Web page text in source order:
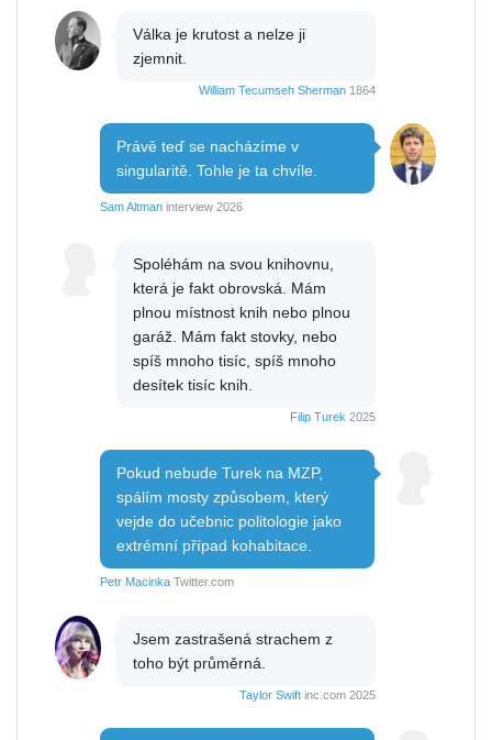
Válka je krutost a nelze ji
zjemnit.
William Tecumseh Sherman 1864
Právě teď se nacházíme v
singularitě. Tohle je ta chvíle.
Sam Altman interview 2026
Spoléhám na svou knihovnu,
která je fakt obrovská. Mám
plnou místnost knih nebo plnou
garáž. Mám fakt stovky, nebo
spíš mnoho tisíc, spíš mnoho
desítek tisíc knih.
Filip Turek 2025
Pokud nebude Turek na MZP,
spálím mosty způsobem, který
vejde do učebnic politologie jako
extrémní případ kohabitace.
Petr Macinka Twitter.com
Jsem zastrašená strachem z
toho být průměrná.
Taylor Swift inc.com 2025